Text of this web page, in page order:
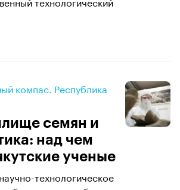
компас. Республика
семян и
над чем
ученые
технологическое